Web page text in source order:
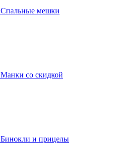
Спальные мешки
Манки со скидкой
Бинокли и прицелы